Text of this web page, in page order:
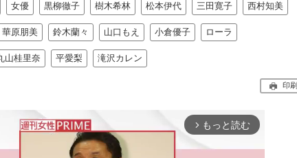
女優 黒柳徹子 樹木希林 松本伊代 三田寛子 西村知美
華原朋美 鈴木蘭々 山口もえ 小倉優子 ローラ
山桂里奈 平愛梨 滝沢カレン
印刷
arrow_forward_ios もっと読む